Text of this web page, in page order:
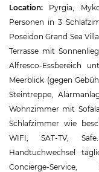
Location: Pyrgia,
Personen in 3
Poseidon Grand Sea
Terrasse mit
Alfresco-Essbereich
Meerblick (gegen
Steintreppe,
Wohnzimmer mit
Schlafzimmer wie
WIFI, SAT-TV,
Handtuchwechsel
Concierge-